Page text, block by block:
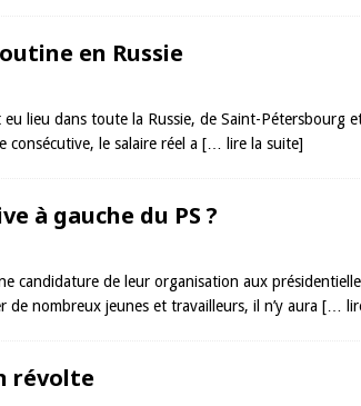
en Russie
lieu dans toute la Russie, de Saint-Pétersbourg
le salaire réel a [… lire la suite]
à gauche du PS ?
candidature de leur organisation aux
nombreux jeunes et travailleurs, il n’y aura […
révolte